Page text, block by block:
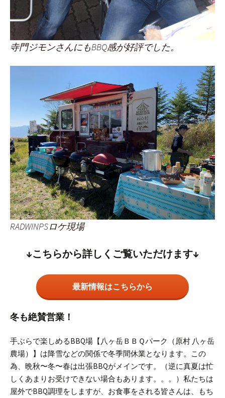
寺門ジモンさんにもBBQ感が好評でした。
RADWINPSロケ現場
↓こちらから詳しくご覧いただけます↓
最新情報はこちらから
冬も絶賛営業！
手ぶらで楽しめるBBQ場【八ヶ岳ＢＢＱパーク（原村 八ヶ岳
農場）】は降雪などの関係で冬季間休業となります。
この
為、晩秋〜冬〜春は出張BBQがメインです。（逆に真夏は忙
しくあまりお受けできない場合もあります。。。） 私たちは
屋外でBBQ調理をしますが、お食事をされる皆さんは、もち